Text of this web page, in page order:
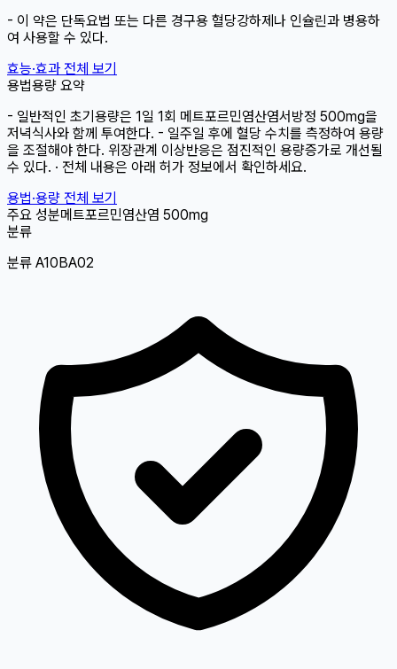
- 이 약은 단독요법 또는 다른 경구용 혈당강하제나 인슐린과 병용하
여 사용할 수 있다.
효능·효과 전체 보기
용법용량 요약
- 일반적인 초기용량은 1일 1회 메트포르민염산염서방정 500mg을
저녁식사와 함께 투여한다. - 일주일 후에 혈당 수치를 측정하여 용량
을 조절해야 한다. 위장관계 이상반응은 점진적인 용량증가로 개선될
수 있다. · 전체 내용은 아래 허가 정보에서 확인하세요.
용법·용량 전체 보기
주요 성분메트포르민염산염 500mg
분류
분류 A10BA02